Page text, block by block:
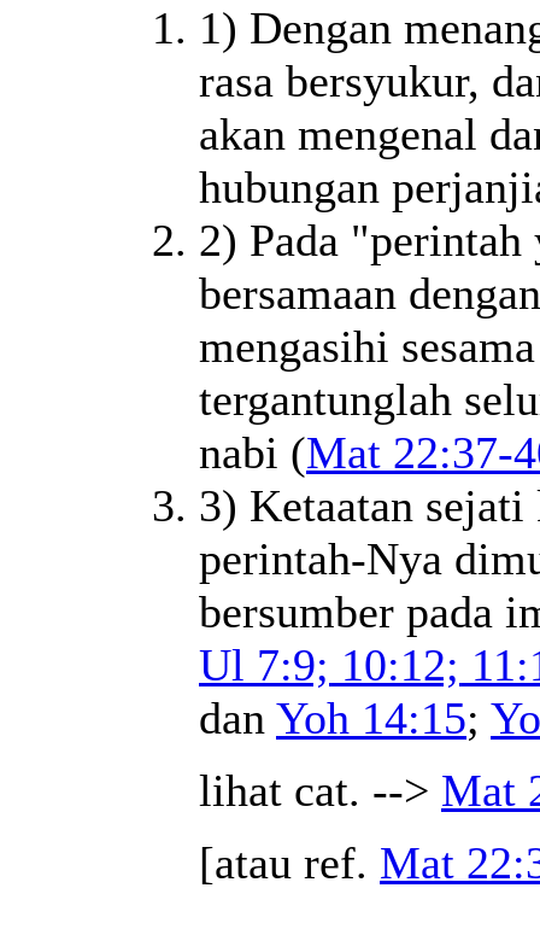
1) Dengan
rasa bersyukur,
akan mengenal
hubungan
2) Pada
bersamaan
mengasihi
tergantunglah
nabi (Mat 22:37-
3) Ketaatan
perintah-Nya
bersumber pada
Ul 7:9; 10:12;
dan Yoh 14:15;
lihat cat. --> Mat
[atau ref. Mat